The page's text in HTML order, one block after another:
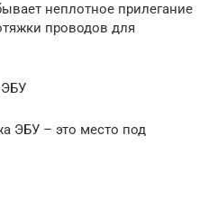
неплотное прилегание
проводов для
ЭБУ – это место под